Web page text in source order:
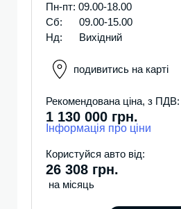
Пн-пт: 09.00-18.00
Сб: 09.00-15.00
Нд: Вихідний
подивитись на карті
Рекомендована ціна, з ПДВ:
1 130 000 грн.
Інформація про ціни
Користуйся авто від:
26 308 грн.
на місяць